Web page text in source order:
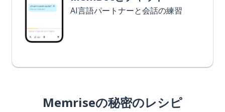
AI言語パートナーと会話の練習
Memriseの秘密のレシピ